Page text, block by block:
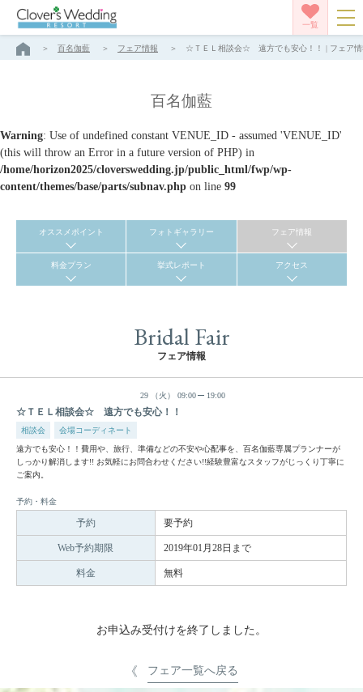
一覧
百名伽藍 フェア情報 ☆ＴＥＬ相談会☆ 遠方でも安心！！ | フェア情
百名伽藍
Warning: Use of undefined constant VENUE_ID - assumed 'VENUE_ID'
(this will throw an Error in a future version of PHP) in
/home/horizon2025/cloverswedding.jp/public_html/fwp/wp-
content/themes/base/parts/subnav.php on line 99
オススメポイント フォトギャラリー フェア情報
料金プラン 挙式レポート アクセス
Bridal Fair
フェア情報
29 （火） 09:00 19:00
☆ＴＥＬ相談会☆ 遠方でも安心！！
相談会 会場コーディネート
遠方でも安心！！費用や、旅行、準備などの不安や心配事を、百名伽藍専属プランナーが
しっかり解消します!! お気軽にお問合わせください!!経験豊富なスタッフがじっくり丁寧に
ご案内。
予約・料金
予約 要予約
Web予約期限 2019年01月28日まで
料金 無料
お申込み受付けを終了しました。
フェア一覧へ戻る